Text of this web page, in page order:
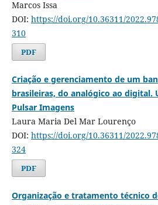
Marcos Issa
DOI: https://doi.org/10.36311/
310
PDF
Criação e gerenciamento de um
brasileiras, do analógico ao digital.
Pulsar Imagens
Laura Maria Del Mar Lourenço
DOI: https://doi.org/10.36311/
324
PDF
Organização e tratamento técnico